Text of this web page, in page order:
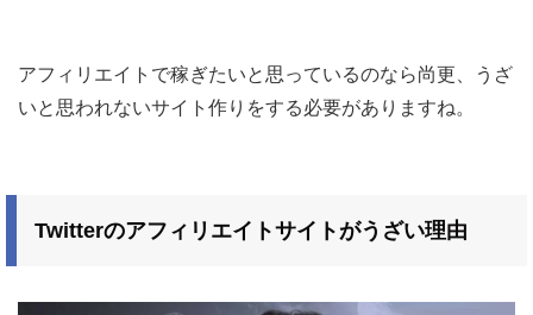
アフィリエイトで稼ぎたいと思っているのなら尚更、うざ
いと思われないサイト作りをする必要がありますね。
Twitterのアフィリエイトサイトがうざい理由